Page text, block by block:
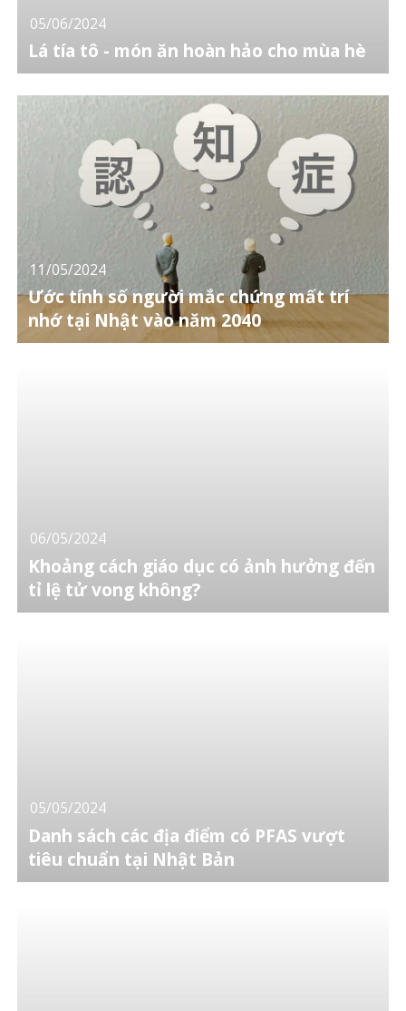
05/06/2024
Lá tía tô - món ăn hoàn hảo cho mùa hè
11/05/2024
Ước tính số người mắc chứng mất trí
nhớ tại Nhật vào năm 2040
06/05/2024
Khoảng cách giáo dục có ảnh hưởng đến
tỉ lệ tử vong không?
05/05/2024
Danh sách các địa điểm có PFAS vượt
tiêu chuẩn tại Nhật Bản